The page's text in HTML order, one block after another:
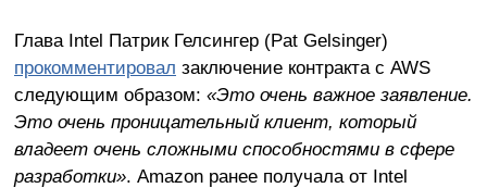
Глава Intel Патрик Гелсингер (Pat Gelsinger)
прокомментировал заключение контракта с AWS
следующим образом: «Это очень важное заявление.
Это очень проницательный клиент, который
владеет очень сложными способностями в сфере
разработки». Amazon ранее получала от Intel